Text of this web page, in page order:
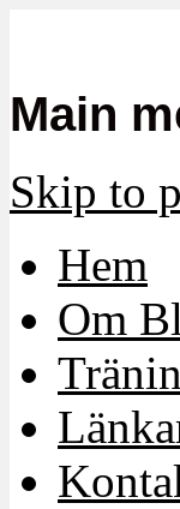
Main
Skip to
Hem
Om